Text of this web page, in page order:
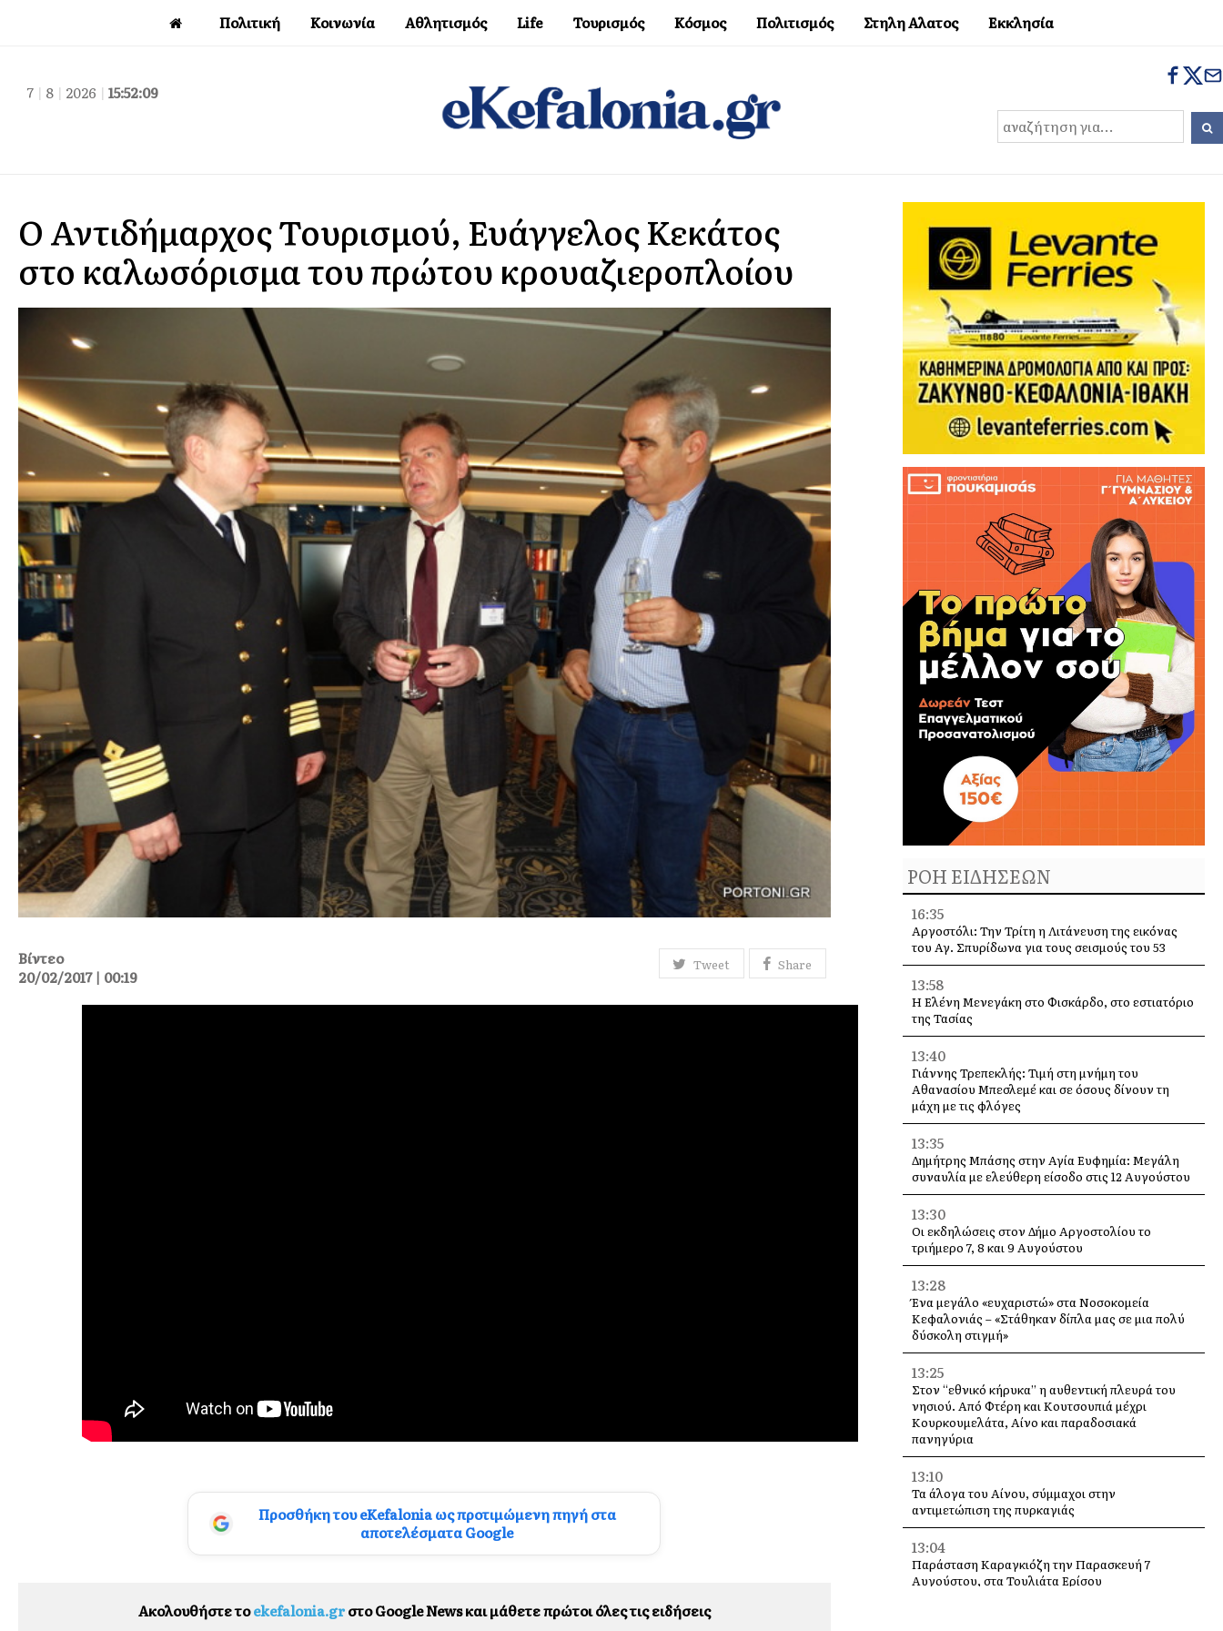
Πολιτική Κοινωνία Αθλητισμός Life Τουρισμός Κόσμος Πολιτισμός Στηλη Αλατος Εκκλησία
7 | 8 | 2026 | 15:52:10
Ο Αντιδήμαρχος Τουρισμού, Ευάγγελος Κεκάτος
στο καλωσόρισμα του πρώτου κρουαζιεροπλοίου
Tweet Share
Βίντεο
20/02/2017 | 00:19
Προσθήκη του eKefalonia ως προτιμώμενη πηγή στα
αποτελέσματα Google
Ακολουθήστε τοekefalonia.grστο Google News και μάθετε πρώτοι όλες τις ειδήσεις
ΡΟΗ ΕΙΔΗΣΕΩΝ
16:35
Αργοστόλι: Την Τρίτη η Λιτάνευση της εικόνας
του Αγ. Σπυρίδωνα για τους σεισμούς του 53
13:58
Η Ελένη Μενεγάκη στο Φισκάρδο, στο εστιατόριο
της Τασίας
13:40
Γιάννης Τρεπεκλής: Τιμή στη μνήμη του
Αθανασίου Μπεσλεμέ και σε όσους δίνουν τη
μάχη με τις φλόγες
13:35
Δημήτρης Μπάσης στην Αγία Ευφημία: Μεγάλη
συναυλία με ελεύθερη είσοδο στις 12 Αυγούστου
13:30
Οι εκδηλώσεις στον Δήμο Αργοστολίου το
τριήμερο 7, 8 και 9 Αυγούστου
13:28
Ένα μεγάλο «ευχαριστώ» στα Νοσοκομεία
Κεφαλονιάς – «Στάθηκαν δίπλα μας σε μια πολύ
δύσκολη στιγμή»
13:25
Στον “εθνικό κήρυκα” η αυθεντική πλευρά του
νησιού. Από Φτέρη και Κουτσουπιά μέχρι
Κουρκουμελάτα, Αίνο και παραδοσιακά
πανηγύρια
13:10
Τα άλογα του Αίνου, σύμμαχοι στην
αντιμετώπιση της πυρκαγιάς
13:04
Παράσταση Καραγκιόζη την Παρασκευή 7
Αυγούστου, στα Τουλιάτα Ερίσου